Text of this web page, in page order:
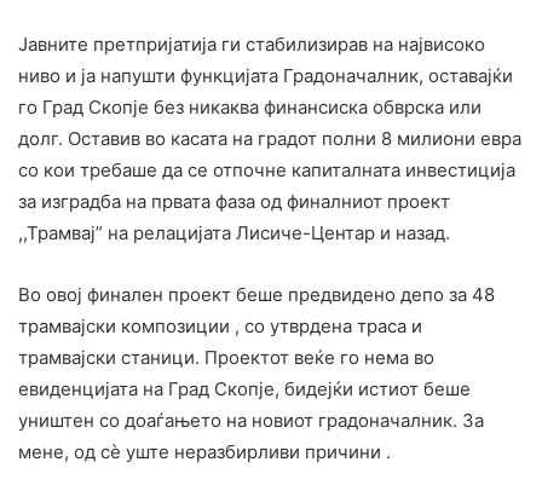
Јавните претпријатија ги стабилизирав на највисоко
ниво и ја напушти функцијата Градоначалник, оставајќи
го Град Скопје без никаква финансиска обврска или
долг. Оставив во касата на градот полни 8 милиони евра
со кои требаше да се отпочне капиталната инвестиција
за изградба на првата фаза од финалниот проект
,,Трамвај” на релацијата Лисиче-Центар и назад.
Во овој финален проект беше предвидено депо за 48
трамвајски композиции , со утврдена траса и
трамвајски станици. Проектот веќе го нема во
евиденцијата на Град Скопје, бидејќи истиот беше
уништен со доаѓањето на новиот градоначалник. За
мене, од сѐ уште неразбирливи причини .